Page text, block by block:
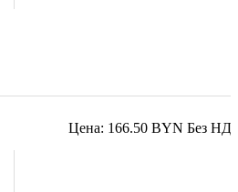
Цена: 166.50 BYN Без